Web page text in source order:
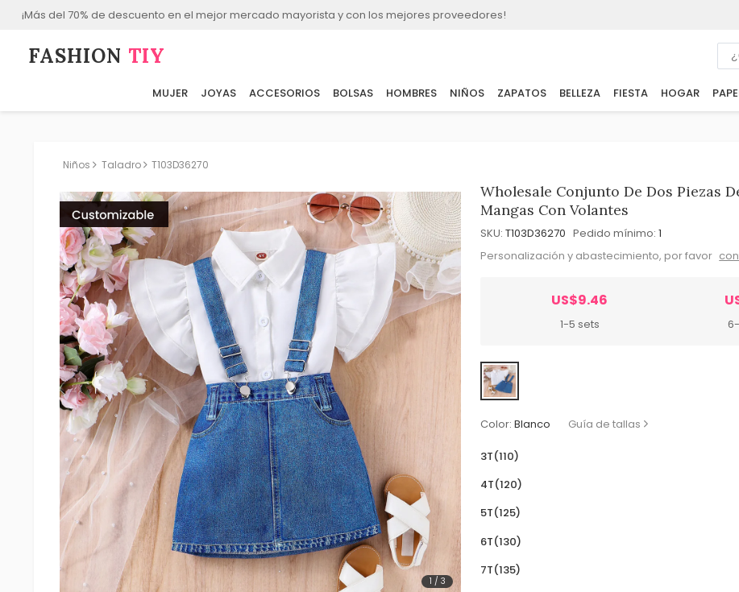
¡Más del 70% de descuento en el mejor mercado mayorista y con los mejores proveedores!
FASHION⁠ TIY
MUJER JOYAS ACCESORIOS BOLSAS HOMBRES NIÑOS ZAPATOS BELLEZA FIESTA HOGAR
Niños Taladro T103D36270
1 / 3
Wholesale Conjunto De Dos Piezas
Mangas Con Volantes
SKU: T103D36270 Pedido mínimo: 1
Personalización y abastecimiento, por favor
US$9.46
1-5 sets
Color: Blanco Guía de tallas
3T(110)
4T(120)
5T(125)
6T(130)
7T(135)